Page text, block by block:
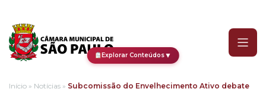
Explorar Conteúdos▼
Início » Notícias » Subcomissão do Envelhecimento Ativo debate